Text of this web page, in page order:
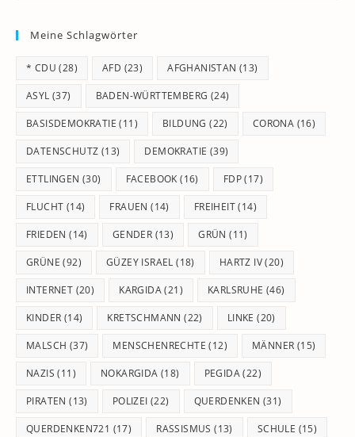
Meine Schlagwörter
* CDU (28) AFD (23) AFGHANISTAN (13)
ASYL (37) BADEN-WÜRTTEMBERG (24)
BASISDEMOKRATIE (11) BILDUNG (22) CORONA (16)
DATENSCHUTZ (13) DEMOKRATIE (39)
ETTLINGEN (30) FACEBOOK (16) FDP(17)
FLUCHT (14) FRAUEN (14) FREIHEIT(14)
FRIEDEN (14) GENDER (13) GRÜN (11)
GRÜNE (92) GÜZEY ISRAEL (18) HARTZ IV(20)
INTERNET (20) KARGIDA(21) KARLSRUHE (46)
KINDER (14) KRETSCHMANN (22) LINKE (20)
MALSCH (37) MENSCHENRECHTE (12) MÄNNER (15)
NAZIS (11) NOKARGIDA (18) PEGIDA(22)
PIRATEN (13) POLIZEI (22) QUERDENKEN (31)
QUERDENKEN721 (17) RASSISMUS (13) SCHULE (15)